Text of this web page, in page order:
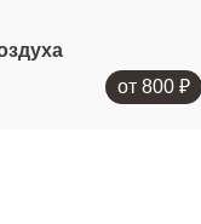
от 800 ₽